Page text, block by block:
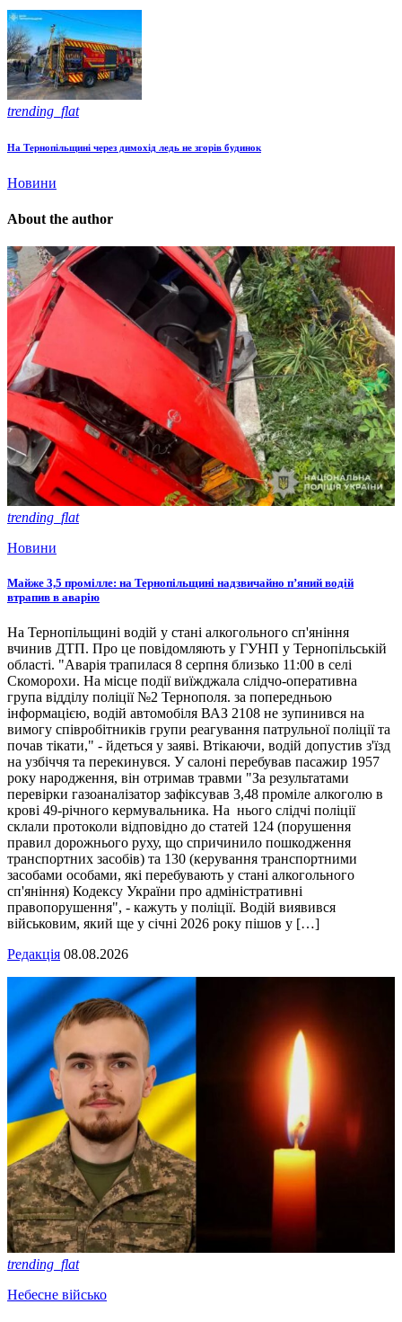
trending_flat
На Тернопільщині через димохід ледь не згорів будинок
Новини
About the author
trending_flat
Новини
Майже 3,5 промілле: на Тернопільщині надзвичайно п’яний водій
втрапив в аварію
На Тернопільщині водій у стані алкогольного сп'яніння
вчинив ДТП. Про це повідомляють у ГУНП у Тернопільській
області. "Аварія трапилася 8 серпня близько 11:00 в селі
Скоморохи. На місце події виїжджала слідчо-оперативна
група відділу поліції №2 Тернополя. за попередньою
інформацією, водій автомобіля ВАЗ 2108 не зупинився на
вимогу співробітників групи реагування патрульної поліції та
почав тікати," - йдеться у заяві. Втікаючи, водій допустив з'їзд
на узбіччя та перекинувся. У салоні перебував пасажир 1957
року народження, він отримав травми "За результатами
перевірки газоаналізатор зафіксував 3,48 проміле алкоголю в
крові 49-річного кермувальника. На нього слідчі поліції
склали протоколи відповідно до статей 124 (порушення
правил дорожнього руху, що спричинило пошкодження
транспортних засобів) та 130 (керування транспортними
засобами особами, які перебувають у стані алкогольного
сп'яніння) Кодексу України про адміністративні
правопорушення", - кажуть у поліції. Водій виявився
військовим, який ще у січні 2026 року пішов у […]
Редакція 08.08.2026
trending_flat
Небесне військо